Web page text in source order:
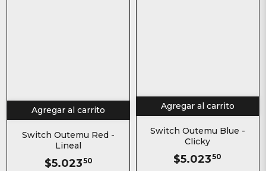
Agregar al carrito
Switch Outemu Red -
Lineal
$5.02350
Agregar al carrito
Switch Outemu Blue -
Clicky
$5.02350